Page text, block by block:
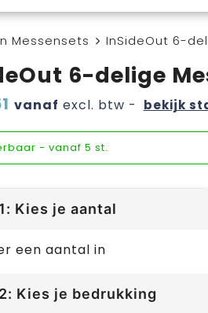
Messensets InSideOut 6-
6-delige
vanaf excl. btw - bekijk
- vanaf 5 st.
Kies je aantal
een aantal in
Kies je bedrukking